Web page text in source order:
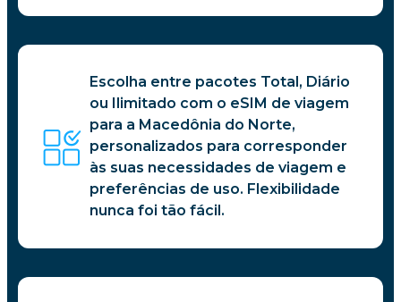
Escolha entre pacotes Total, Diário
ou Ilimitado com o eSIM de viagem
para a Macedônia do Norte,
personalizados para corresponder
às suas necessidades de viagem e
preferências de uso. Flexibilidade
nunca foi tão fácil.